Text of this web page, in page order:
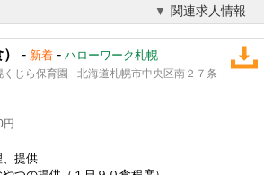
関連求人情報
- 新着 - ハローワーク札幌
じら保育園 - 北海道札幌市中央区南２７条
円
、提供